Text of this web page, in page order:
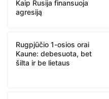
Kaip Rusija finansuoja
agresiją
Rugpjūčio 1-osios orai
Kaune: debesuota, bet
šilta ir be lietaus